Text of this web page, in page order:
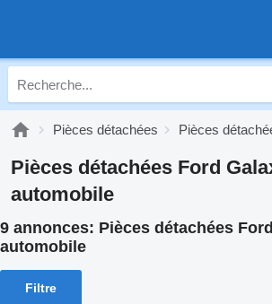
Pièces détachées Pièces
Pièces détachées Ford
automobile
9 annonces: Pièces détachées
automobile
Filtre